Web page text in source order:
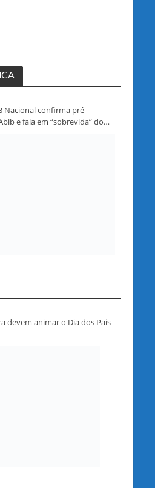
Nacional confirma pré-
e fala em “sobrevida” do
devem animar o Dia dos Pais –